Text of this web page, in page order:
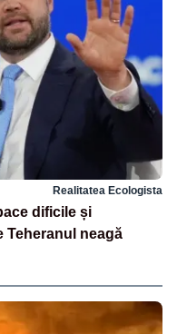
Realitatea Ecologista
dificile și
Teheranul neagă